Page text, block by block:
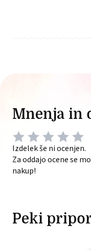
Mnenja in
Izdelek še ni ocenjen.
Za oddajo ocene se
nakup!
Peki